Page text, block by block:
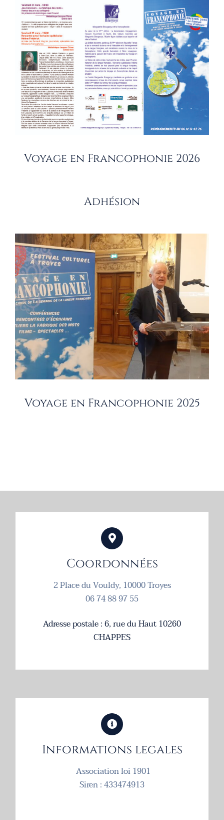
Voyage en Francophonie 2026
Adhésion
Voyage en Francophonie 2025
Coordonnées
2 Place du Vouldy, 10000 Troyes
06 74 88 97 55
Adresse postale : 6, rue du Haut 10260
CHAPPES
Informations legales
Association loi 1901
Siren : 433474913